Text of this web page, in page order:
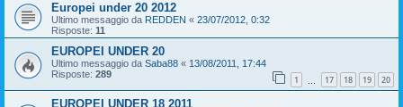
Europei under 20 2012
Ultimo messaggio da REDDEN « 23/07/2012, 0:32
Risposte: 11
EUROPEI UNDER 20
Ultimo messaggio da Saba88 « 13/08/2011, 17:44
Risposte: 289 1 17 18 19 20
EUROPEI UNDER 18 2011